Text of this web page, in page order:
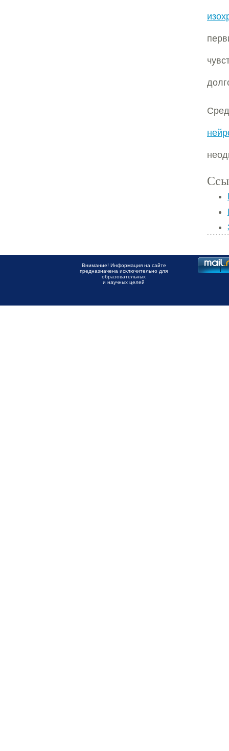
Внимание! Информация на сайте
предназначена исключительно для
образовательных
и научных целей